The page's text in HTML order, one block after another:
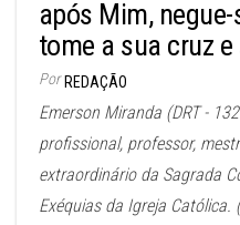
após Mim,
tome a sua cruz
Por REDAÇÃO
Emerson Miranda (DRT -
profissional, professor,
extraordinário da Sagrada
Exéquias da Igreja